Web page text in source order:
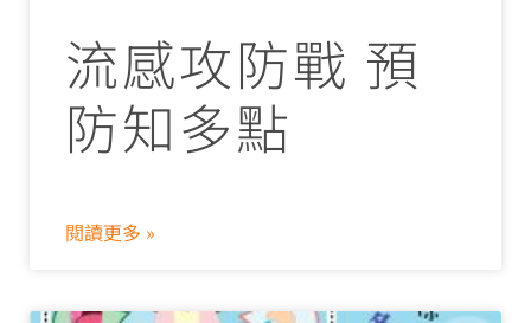
流感攻防戰 預
防知多點
閱讀更多 »